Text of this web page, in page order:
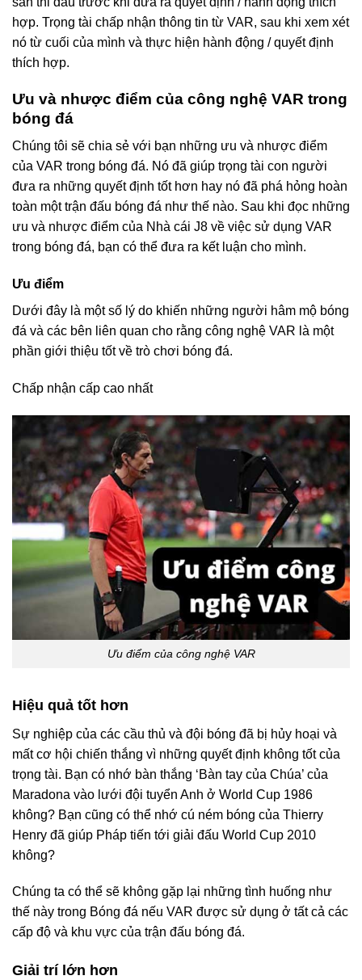
hợp. Trọng tài chấp nhận thông tin từ VAR, sau khi xem xét
nó từ cuối của mình và thực hiện hành động / quyết định
thích hợp.
Ưu và nhược điểm của công nghệ VAR trong
bóng đá
Chúng tôi sẽ chia sẻ với bạn những ưu và nhược điểm
của VAR trong bóng đá. Nó đã giúp trọng tài con người
đưa ra những quyết định tốt hơn hay nó đã phá hỏng hoàn
toàn một trận đấu bóng đá như thế nào. Sau khi đọc những
ưu và nhược điểm của Nhà cái J8 về việc sử dụng VAR
trong bóng đá, bạn có thể đưa ra kết luận cho mình.
Ưu điểm
Dưới đây là một số lý do khiến những người hâm mộ bóng
đá và các bên liên quan cho rằng công nghệ VAR là một
phần giới thiệu tốt về trò chơi bóng đá.
Chấp nhận cấp cao nhất
Ưu điểm của công nghệ VAR
Hiệu quả tốt hơn
Sự nghiệp của các cầu thủ và đội bóng đã bị hủy hoại và
mất cơ hội chiến thắng vì những quyết định không tốt của
trọng tài. Bạn có nhớ bàn thắng ‘Bàn tay của Chúa’ của
Maradona vào lưới đội tuyển Anh ở World Cup 1986
không? Bạn cũng có thể nhớ cú ném bóng của Thierry
Henry đã giúp Pháp tiến tới giải đấu World Cup 2010
không?
Chúng ta có thể sẽ không gặp lại những tình huống như
thế này trong Bóng đá nếu VAR được sử dụng ở tất cả các
cấp độ và khu vực của trận đấu bóng đá.
Giải trí lớn hơn